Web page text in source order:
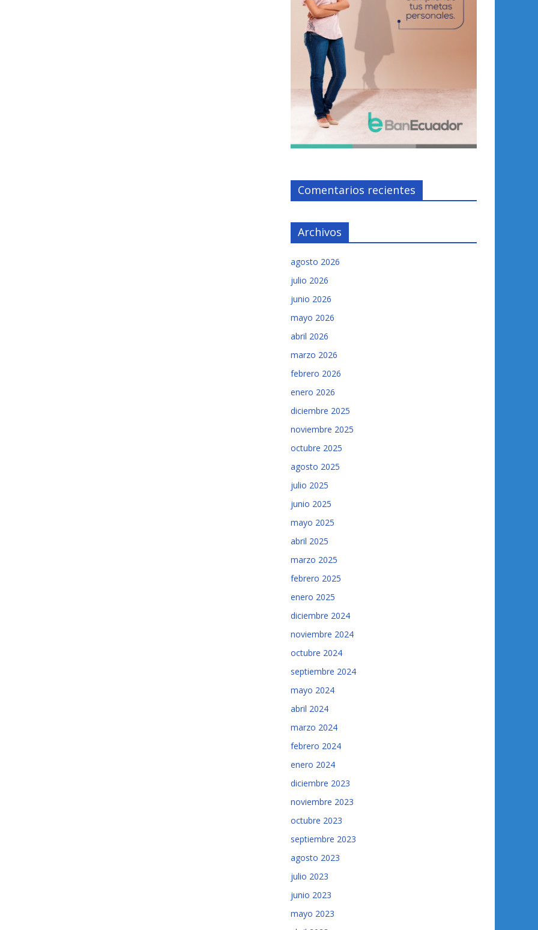
Comentarios recientes
Archivos
agosto 2026
julio 2026
junio 2026
mayo 2026
abril 2026
marzo 2026
febrero 2026
enero 2026
diciembre 2025
noviembre 2025
octubre 2025
agosto 2025
julio 2025
junio 2025
mayo 2025
abril 2025
marzo 2025
febrero 2025
enero 2025
diciembre 2024
noviembre 2024
octubre 2024
septiembre 2024
mayo 2024
abril 2024
marzo 2024
febrero 2024
enero 2024
diciembre 2023
noviembre 2023
octubre 2023
septiembre 2023
agosto 2023
julio 2023
junio 2023
mayo 2023